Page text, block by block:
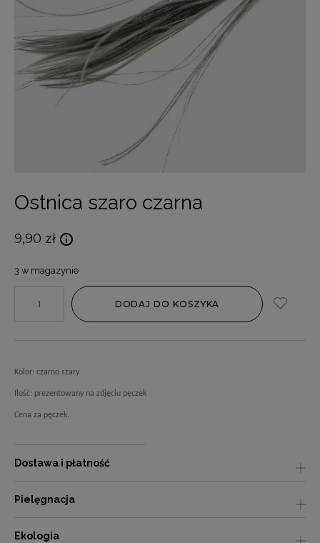
Ostnica szaro czarna
9,90 zł
3 w magazynie
DODAJ DO KOSZYKA
Kolor: czarno szary
Ilość: prezentowany na zdjęciu pęczek
Cena za pęczek.
Dostawa i płatność
Pielęgnacja
Ekologia